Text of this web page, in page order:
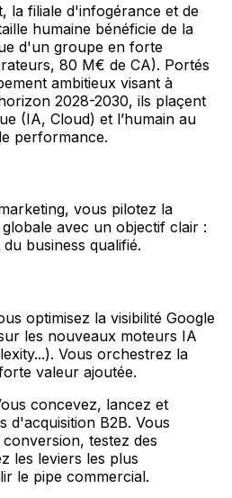
la filiale d'infogérance et de
humaine bénéficie de la
d'un groupe en forte
80 M€ de CA). Portés
ambitieux visant à
2028-2030, ils plaçent
(IA, Cloud) et l’humain au
performance.
vous pilotez la
avec un objectif clair :
business qualifié.
optimisez la visibilité Google
les nouveaux moteurs IA
Vous orchestrez la
valeur ajoutée.
concevez, lancez et
d'acquisition B2B. Vous
testez des
les leviers les plus
le pipe commercial.